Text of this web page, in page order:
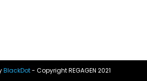
BlackDot- Copyright REGAGEN 2021